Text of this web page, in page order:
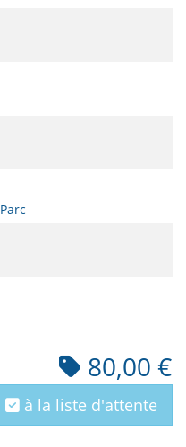
80,00 €
à la liste d'attente